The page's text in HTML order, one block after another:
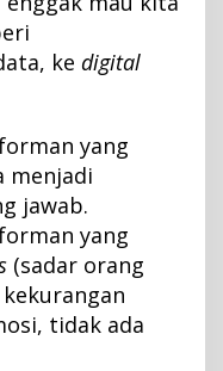
ke digital
yang
menjadi
jawab.
yang
(sadar orang
tidak ada